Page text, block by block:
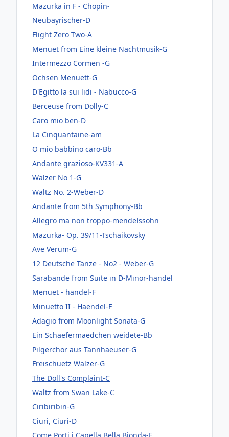
Mazurka in F - Chopin-
Neubayrischer-D
Flight Zero Two-A
Menuet from Eine kleine Nachtmusik-G
Intermezzo Cormen -G
Ochsen Menuett-G
D'Egitto la sui lidi - Nabucco-G
Berceuse from Dolly-C
Caro mio ben-D
La Cinquantaine-am
O mio babbino caro-Bb
Andante grazioso-KV331-A
Walzer No 1-G
Waltz No. 2-Weber-D
Andante from 5th Symphony-Bb
Allegro ma non troppo-mendelssohn
Mazurka- Op. 39/11-Tschaikovsky
Ave Verum-G
12 Deutsche Tänze - No2 - Weber-G
Sarabande from Suite in D-Minor-handel
Menuet - handel-F
Minuetto II - Haendel-F
Adagio from Moonlight Sonata-G
Ein Schaefermaedchen weidete-Bb
Pilgerchor aus Tannhaeuser-G
Freischuetz Walzer-G
The Doll's Complaint-C
Waltz from Swan Lake-C
Ciribiribin-G
Ciuri, Ciuri-D